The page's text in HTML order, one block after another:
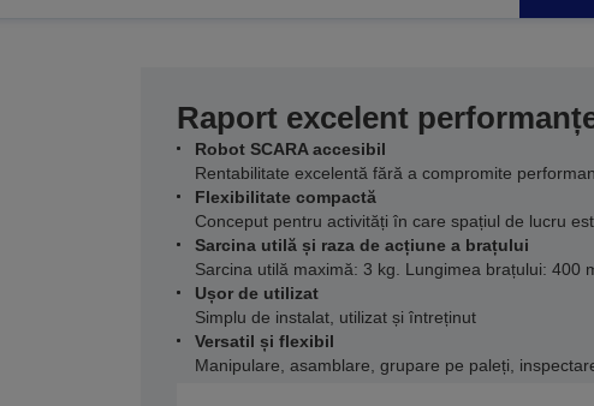
Raport excelent
Robot SCARA accesibil
Rentabilitate excelentă fără a compromite
Flexibilitate compactă
Conceput pentru activități în care spațiul de lucru
Sarcina utilă și raza de acțiune a brațului
Sarcina utilă maximă: 3 kg. Lungimea brațului: 400
Ușor de utilizat
Simplu de instalat, utilizat și întreținut
Versatil și flexibil
Manipulare, asamblare, grupare pe paleți,